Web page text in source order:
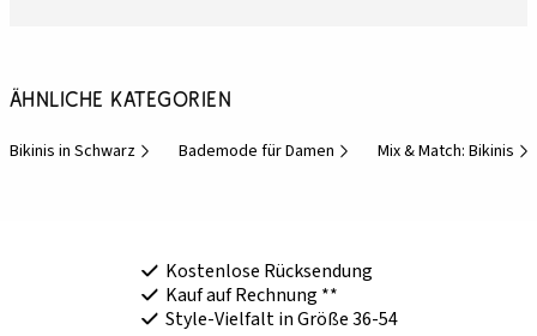
Ähnliche Kategorien
Bikinis in Schwarz Bademode für Damen Mix & Match: Bikinis
Kostenlose Rücksendung
Kauf auf Rechnung **
Style-Vielfalt in Größe 36-54